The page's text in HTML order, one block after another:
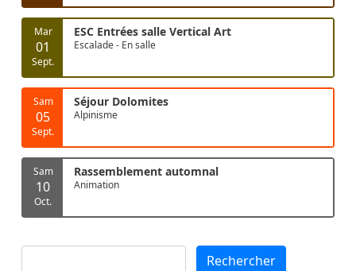
Mar
01
Sept.
ESC Entrées salle Vertical Art
Escalade - En salle
Sam
05
Sept.
Séjour Dolomites
Alpinisme
Sam
10
Oct.
Rassemblement automnal
Animation
Rechercher Rechercher